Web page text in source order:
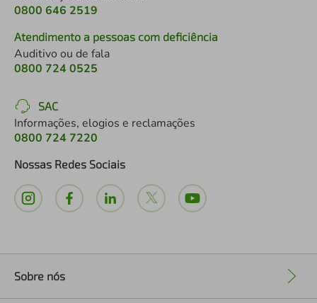
0800 646 2519
Atendimento a pessoas com deficiência
Auditivo ou de fala
0800 724 0525
SAC
Informações, elogios e reclamações
0800 724 7220
Nossas Redes Sociais
Sobre nós